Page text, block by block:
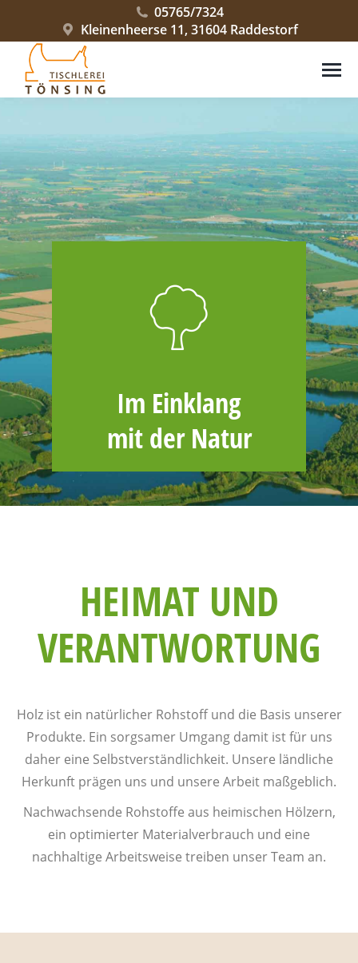
05765/7324
Kleinenheerse 11, 31604 Raddestorf
Im Einklang
mit der Natur
HEIMAT UND
VERANTWORTUNG
Holz ist ein natürlicher Rohstoff und die Basis unserer
Produkte. Ein sorgsamer Umgang damit ist für uns
daher eine Selbstverständlichkeit. Unsere ländliche
Herkunft prägen uns und unsere Arbeit maßgeblich.
Nachwachsende Rohstoffe aus heimischen Hölzern,
ein optimierter Materialverbrauch und eine
nachhaltige Arbeitsweise treiben unser Team an.